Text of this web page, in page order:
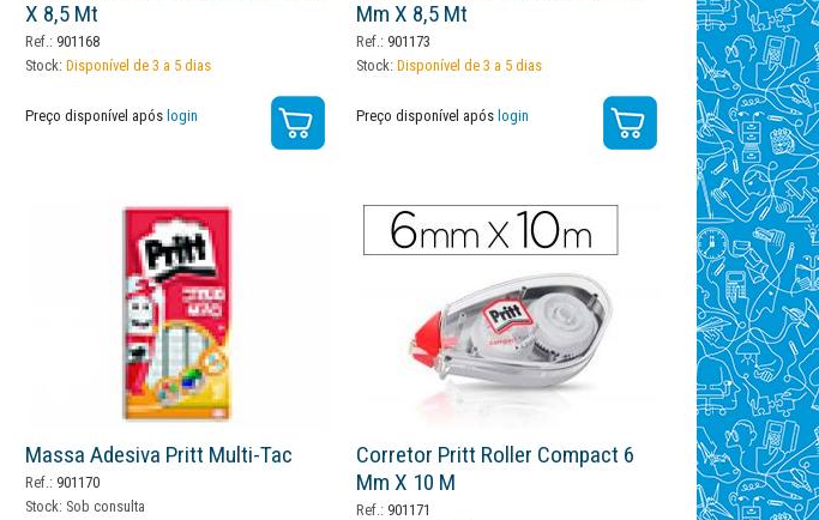
X 8,5 Mt
Ref.:901168
Stock: Disponível de 3 a 5 dias
Preço disponível após login
Mm X 8,5 Mt
Ref.: 901173
Stock:Disponível de 3 a 5 dias
Preço disponível após login
Massa Adesiva Pritt Multi-Tac
Ref.:901170
Stock: Sob consulta
Corretor Pritt Roller Compact 6
Mm X 10 M
Ref.: 901171